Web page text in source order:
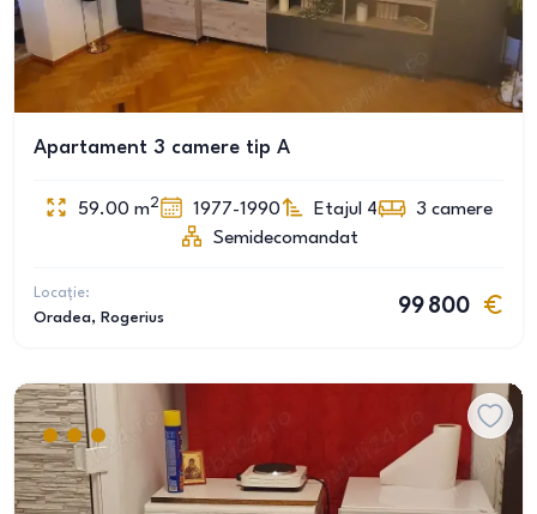
Apartament 3 camere tip A
59.00 m2 1977-1990 Etajul 4 3 camere
Semidecomandat
Locație:
Oradea, Rogerius
99 800